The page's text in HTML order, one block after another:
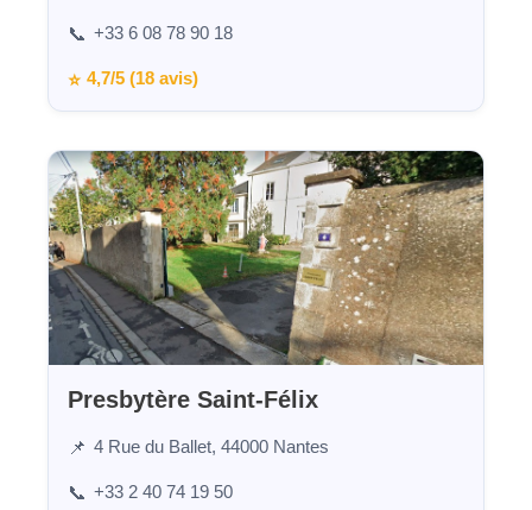
📞 +33 6 08 78 90 18
⭐ 4,7/5 (18 avis)
Presbytère Saint-Félix
📌 4 Rue du Ballet, 44000 Nantes
📞 +33 2 40 74 19 50